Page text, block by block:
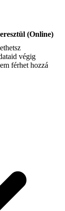
(Online)
végig
férhet hozzá